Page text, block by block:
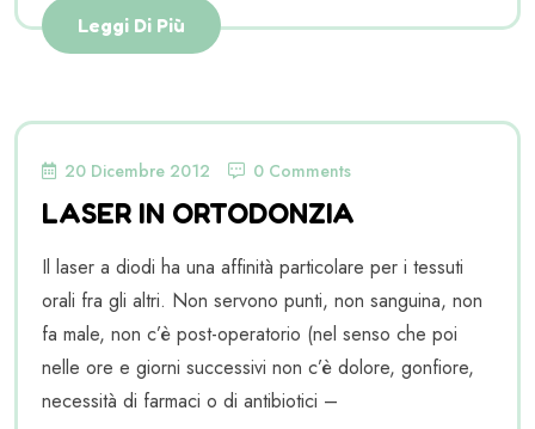
Leggi Di Più
20 Dicembre 2012 0 Comments
LASER IN ORTODONZIA
Il laser a diodi ha una affinità particolare per i tessuti
orali fra gli altri. Non servono punti, non sanguina, non
fa male, non c’è post-operatorio (nel senso che poi
nelle ore e giorni successivi non c’è dolore, gonfiore,
necessità di farmaci o di antibiotici –